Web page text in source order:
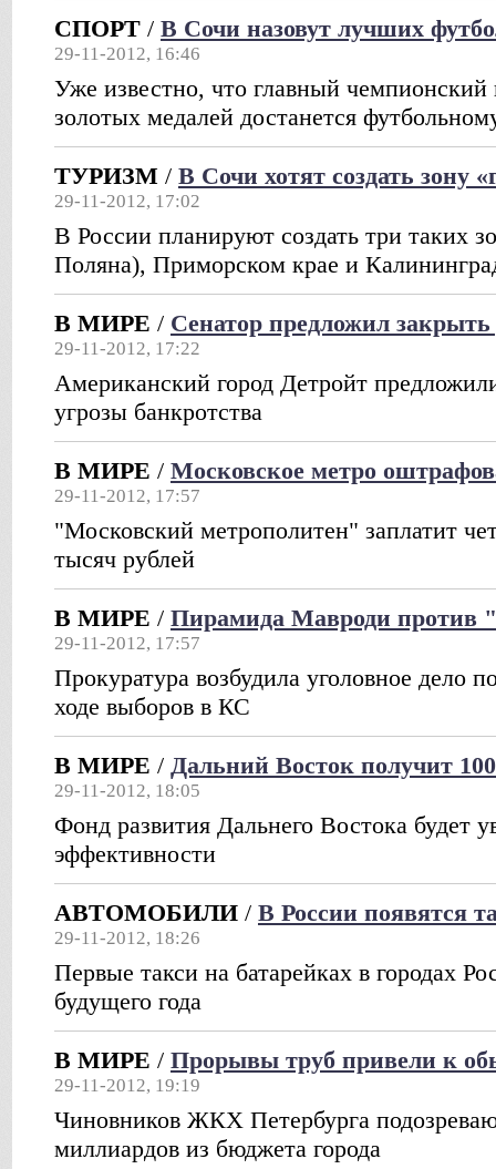
СПОРТ / В Сочи назовут лучших
29-11-2012, 16:46
Уже известно, что главный чемпионский
золотых медалей достанется
ТУРИЗМ / В Сочи хотят создать зону
29-11-2012, 17:02
В России планируют создать три таких
Поляна), Приморском крае и
В МИРЕ / Сенатор предложил
29-11-2012, 17:22
Американский город Детройт
угрозы банкротства
В МИРЕ / Московское метро
29-11-2012, 17:57
"Московский метрополитен" заплатит
тысяч рублей
В МИРЕ / Пирамида Мавроди против
29-11-2012, 17:57
Прокуратура возбудила уголовное дело
ходе выборов в КС
В МИРЕ / Дальний Восток получит
29-11-2012, 18:05
Фонд развития Дальнего Востока будет
эффективности
АВТОМОБИЛИ / В России появятся
29-11-2012, 18:26
Первые такси на батарейках в городах
будущего года
В МИРЕ / Прорывы труб привели к
29-11-2012, 19:19
Чиновников ЖКХ Петербурга
миллиардов из бюджета города